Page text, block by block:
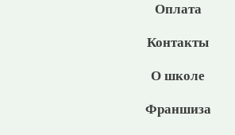
Оплата
Контакты
О школе
Франшиза